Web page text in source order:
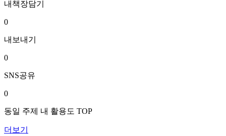
내책장담기
0
내보내기
0
SNS공유
0
동일 주제 내 활용도 TOP
더보기